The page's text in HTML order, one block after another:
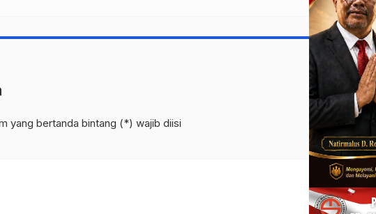
yang bertanda bintang (*) wajib diisi